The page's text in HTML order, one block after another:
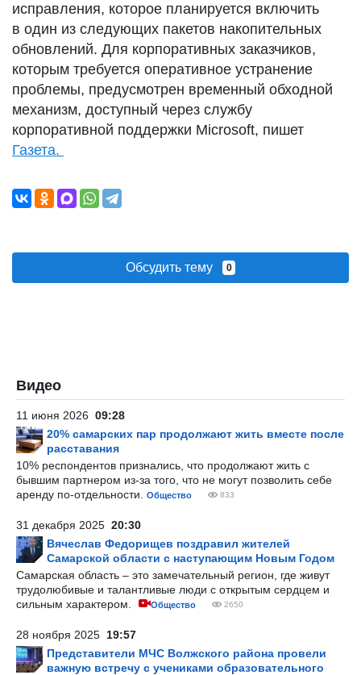
исправления, которое планируется включить
в один из следующих пакетов накопительных
обновлений. Для корпоративных заказчиков,
которым требуется оперативное устранение
проблемы, предусмотрен временный обходной
механизм, доступный через службу
корпоративной поддержки Microsoft, пишет
Газета.
Обсудить тему 0
Видео
11 июня 2026 09:28
20% самарских пар продолжают жить вместе после
расставания
10% респондентов признались, что продолжают жить с
бывшим партнером из-за того, что не могут позволить себе
аренду по-отдельности.
Общество 833
31 декабря 2025 20:30
Вячеслав Федорищев поздравил жителей
Самарской области с наступающим Новым Годом
Самарская область – это замечательный регион, где живут
трудолюбивые и талантливые люди с открытым сердцем и
сильным характером.
Общество 2650
28 ноября 2025 19:57
Представители МЧС Волжского района провели
важную встречу с учениками образовательного